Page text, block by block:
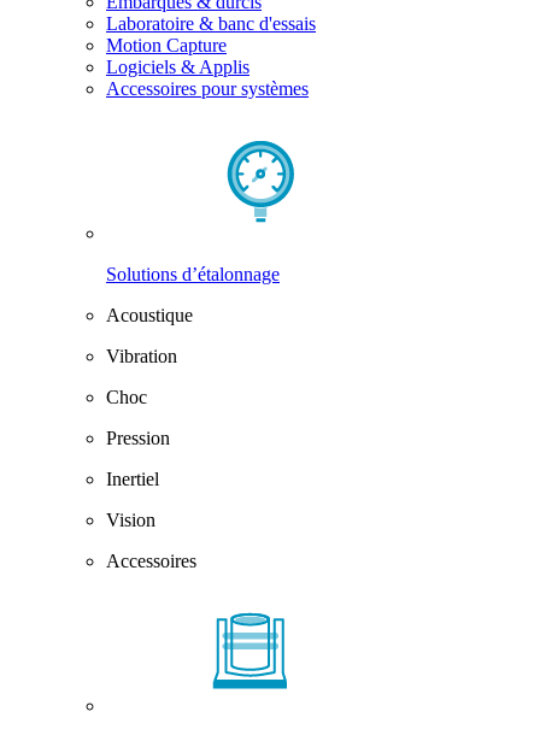
Laboratoire & banc d'essais
Motion Capture
Logiciels & Applis
Accessoires pour systèmes
Solutions d’étalonnage
Acoustique
Vibration
Choc
Pression
Inertiel
Vision
Accessoires